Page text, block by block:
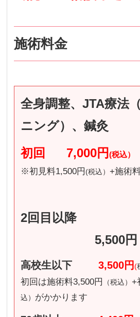
施術料金
全身調整、JTA療法
ニング）、鍼灸
初回
7,000円 (税込）
※初見料1,500円 (税込） +施術
2回目以降
5,500円
高校生以下 3,500円(
初回は施術料3,500円 （税込） +
込） がかかります